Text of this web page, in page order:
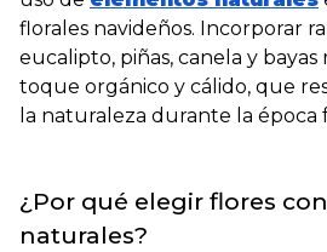
florales navideños. Incorporar
eucalipto, piñas, canela y bayas
toque orgánico y cálido, que
la naturaleza durante la época
¿Por qué elegir flores
naturales?